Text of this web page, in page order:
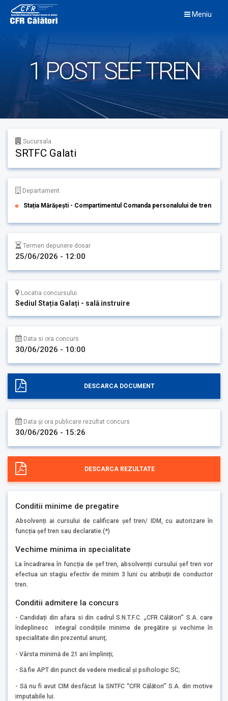
content
Meniu
1 POST SEF TREN
Sucursala
SRTFC Galati
Departament
Stația Mărășești - Compartimentul Comanda personalului de tren
Termen depunere dosar
25/06/2026 - 12:00
Locatia concursului
Sediul Stația Galați - sală instruire
Data si ora concurs
30/06/2026 - 10:00
DESCARCA DOCUMENT
Data și ora publicare rezultat concurs
30/06/2026 - 15:26
DESCARCA REZULTATE
Conditii minime de pregatire
Absolvenți ai cursului de calificare șef tren/ IDM, cu autorizare în
funcția șef tren sau declaratie.(*)
Vechime minima in specialitate
La încadrarea în funcția de șef tren, absolvenții cursului șef tren vor
efectua un stagiu efectiv de minim 3 luni cu atribuții de conductor
tren.
Conditii admitere la concurs
- Candidați din afara si din cadrul S.N.T.F.C. „CFR Călători” S.A. care
îndeplinesc integral condițiile minime de pregătire și vechime în
specialitate din prezentul anunț;
- Vârsta minimă de 21 ani împliniți;
- Să fie APT din punct de vedere medical și psihologic SC;
- Să nu fi avut CIM desfăcut la SNTFC “CFR Călători” S.A. din motive
imputabile lui.